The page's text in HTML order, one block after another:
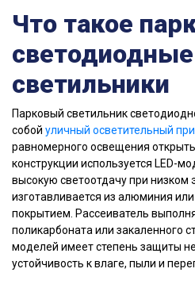
Что такое
светодиодные
светильники
Парковый светильник
собой уличный осветительный
равномерного освещения
конструкции используется LED-
высокую светоотдачу при низком
изготавливается из алюминия
покрытием. Рассеиватель
поликарбоната или закаленного
моделей имеет степень защиты
устойчивость к влаге, пыли и